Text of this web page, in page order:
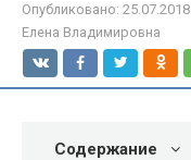
Опубликовано: 25.07.2018
Елена Владимировна
Содержание